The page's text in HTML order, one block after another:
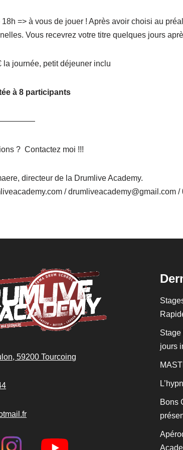
18h => à vous de jouer ! Après avoir choisi au
Vous recevrez votre titre quelques jours
la journée, petit déjeuner inclu
à 8 participants
? Contactez moi !!!
directeur de la Drumlive Academy.
/ drumliveacademy@gmail.com /
59200 Tourcoing
Stage
jours
Bons